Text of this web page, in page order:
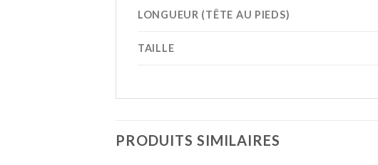
LONGUEUR (TÊTE AU PIEDS)
TAILLE
PRODUITS SIMILAIRES